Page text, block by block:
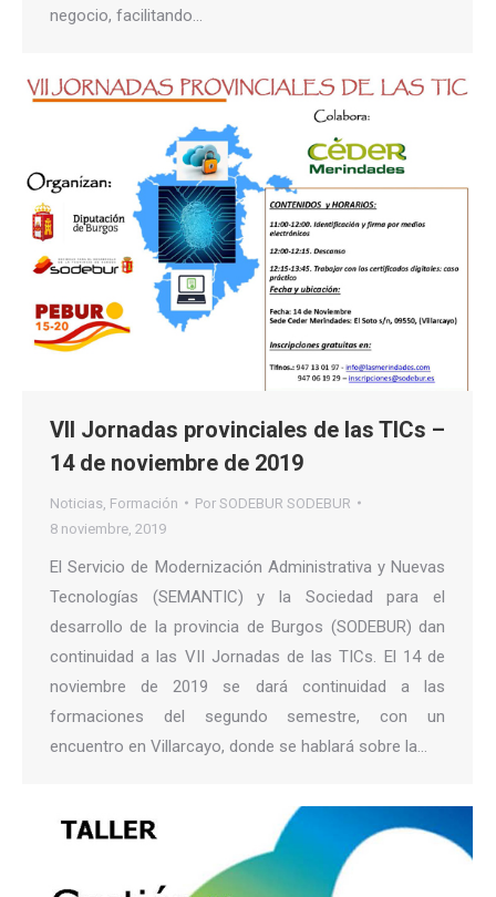
negocio, facilitando…
VII Jornadas provinciales de las TICs –
14 de noviembre de 2019
Noticias Formación Por SODEBUR SODEBUR
8 noviembre, 2019
El Servicio de Modernización Administrativa y Nuevas
Tecnologías (SEMANTIC) y la Sociedad para el
desarrollo de la provincia de Burgos (SODEBUR) dan
continuidad a las VII Jornadas de las TICs. El 14 de
noviembre de 2019 se dará continuidad a las
formaciones del segundo semestre, con un
encuentro en Villarcayo, donde se hablará sobre la…